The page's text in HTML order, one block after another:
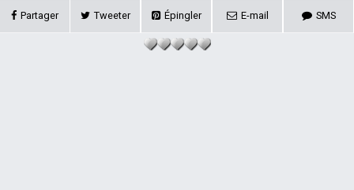
Partager Tweeter Épingler E-mail SMS